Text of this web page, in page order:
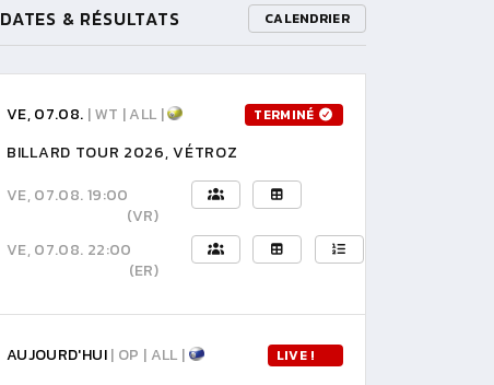
DATES & RÉSULTATS CALENDRIER
VE, 07.08. | WT | ALL | TERMINÉ
BILLARD TOUR 2026, VÉTROZ
VE, 07.08. 19:00
(VR)
VE, 07.08. 22:00
(ER)
AUJOURD'HUI| OP | ALL | LIVE !